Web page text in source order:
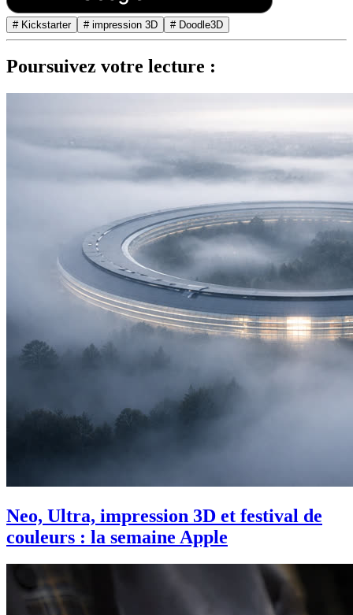
# Kickstarter # impression 3D # Doodle3D
Poursuivez votre lecture :
Neo, Ultra, impression 3D et festival de
couleurs : la semaine Apple